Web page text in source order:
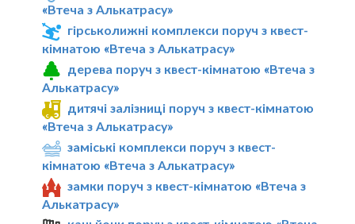
«Втеча з Алькатрасу»
гірськолижні комплекси поруч з квест-
кімнатою «Втеча з Алькатрасу»
дерева поруч з квест-кімнатою «Втеча з
Алькатрасу»
дитячі залізниці поруч з квест-кімнатою
«Втеча з Алькатрасу»
заміські комплекси поруч з квест-
кімнатою «Втеча з Алькатрасу»
замки поруч з квест-кімнатою «Втеча з
Алькатрасу»